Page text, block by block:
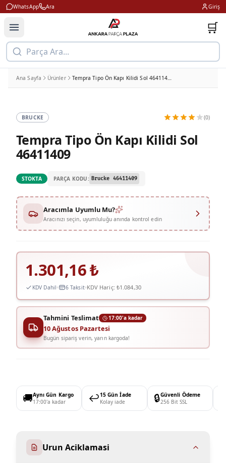
WhatsApp Ara Giriş
🛒
Parça Ara...
Ana Sayfa Ürünler Tempra Tipo Ön Kapı Kilidi Sol 46411409
BRUCKE (0)
Tempra Tipo Ön Kapı Kilidi Sol
46411409
STOKTA PARÇA KODU: Brucke 46411409
Aracımla Uyumlu Mu?
Aracınızı seçin, uyumluluğu anında kontrol edin
1.301,16₺
KDV Dahil 6 Taksit KDV Hariç: ₺1.084,30
Tahmini Teslimat 17:00'a kadar
10 Ağustos Pazartesi
Bugün sipariş verin, yarın kargoda!
🚚Aynı Gün Kargo
17:00'a kadar
↩️15 Gün İade
Kolay iade
🔒Güvenli Ödeme
256 Bit SSL
Urun Aciklamasi